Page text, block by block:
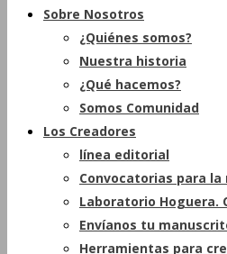
Sobre Nosotros
¿Quiénes somos?
Nuestra historia
¿Qué hacemos?
Somos Comunidad
Los Creadores
línea editorial
Convocatorias para la
Laboratorio Hoguera.
Envíanos tu
Herramientas para